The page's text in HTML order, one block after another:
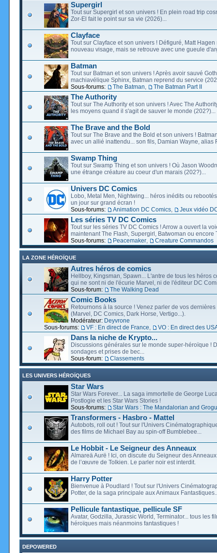
Supergirl
Tout sur Supergirl et son univers ! En plein road trip
Zor-El fait le point sur sa vie (2026)...
Clayface
Tout sur Clayface et son univers ! Défiguré, Matt Hagen
nouveau visage, mais se retrouve avec une gueule
Batman
Tout sur Batman et son univers ! Après avoir sauvé
machiavélique Sphinx, Batman reprend du service
Sous-forums:
The Batman The Batman Part II
The Authority
Tout sur The Authority et son univers ! Avec The
les moyens quand il s'agit de sauver le monde (202?)...
The Brave and the Bold
Tout sur The Brave and the Bold et son univers !
avec un allié inattendu... son fils, Damian Wayne, alias
Swamp Thing
Tout sur Swamp Thing et son univers ! Où Jason
une étrange créature au coeur d'un marais (202?)...
Univers DC Comics
Lobo, Metal Men, Nightwing... héros inédits ou
un jour sur grand écran !
Sous-forums:
Animation DC Comics Jeux vidéo
Les séries TV DC Comics
Tout sur les séries TV DC Comics ! Arrow a ouvert la
maintenant The Flash, Supergirl, Batwoman ou encore
Sous-forums:
Peacemaker Creature Commandos
LA ZONE HÉROÏQUE
Autres héros de comics
Hellboy, Kingsman, Spawn... L'antre de tous les héros
qui ne sont ni de l'écurie Marvel, ni de l'éditeur DC
Sous-forum:
The Walking Dead
Comic Books
Retournons à la source ! Venez parler de vos dernières
(Marvel, DC Comics, Dark Horse, Vertigo...).
Modérateur: Deyvrone
Sous-forums:
VF : En direct de France VO : En direct des
Dans la niche de Krypto...
Discussions générales sur le monde super-héroïque !
sondages et prises de bec...
Sous-forum:
Classements
LES UNIVERS HÉROÏQUES
Star Wars
Star Wars Forever... La saga immortelle de George
Postlogie et les Star Wars Stories !
Sous-forums:
Star Wars : The Mandalorian and Grogu
Transformers - Hasbro - Mattel
Autobots, roll out ! Tout sur l'Univers
des films de Michael Bay au spin-off Bumblebee...
Le Hobbit - Le Seigneur des Anneaux
Almareä Aurë ! Ici, on discute du Seigneur des
de l’œuvre de Tolkien. Le parler noir est interdit.
Harry Potter
Bienvenue à Poudlard ! Tout sur l'Univers
Potter, de la saga principale aux Animaux
Pellicule fantastique, pellicule SF
Avatar, Godzilla, Jurassic World, Terminator... tous les
héroïques mais néanmoins fantastiques !
DEPOWERED